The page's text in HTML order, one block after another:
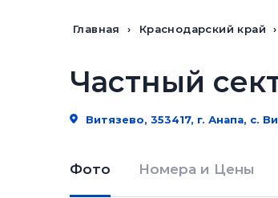
Главная Краснодарский край
Частный
Витязево, 353417, г. Анапа, с.
Фото Номера и Цены